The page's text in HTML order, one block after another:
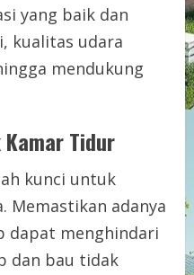
yang baik dan
kualitas udara
mendukung
Tidur
kunci untuk
Memastikan adanya
dapat menghindari
dan bau tidak